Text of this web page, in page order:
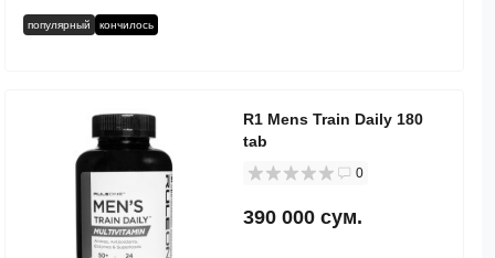
популярный кончилось
R1 Mens Train Daily 180
tab
0
390 000 сум.